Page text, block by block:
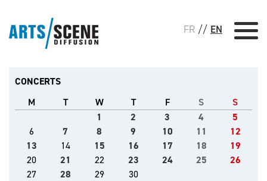
FR // EN
CONCERTS
M
T W T F S
S
1
2 3 4
5
6
7 8 9 10 11
12
13
14 15 16 17 18
19
20
21 22 23 24 25
26
27
28 29 30